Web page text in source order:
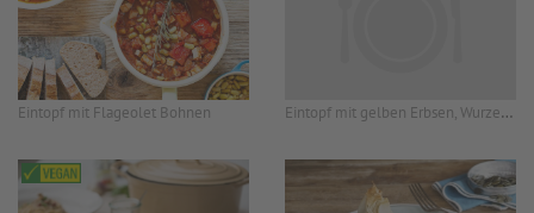
Eintopf mit Flageolet Bohnen Eintopf mit gelben Erbsen, Wurzelgemüse und Räuchertofu